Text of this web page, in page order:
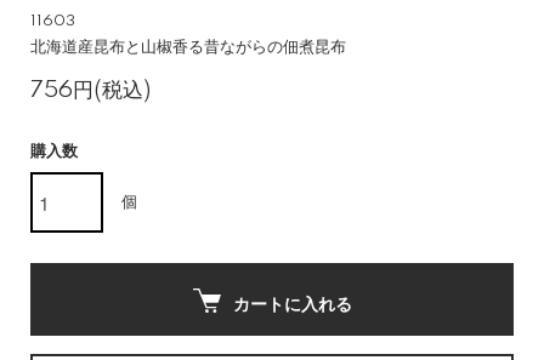
11603
北海道産昆布と山椒香る昔ながらの佃煮昆布
756円(税込)
購入数
個
カートに入れる